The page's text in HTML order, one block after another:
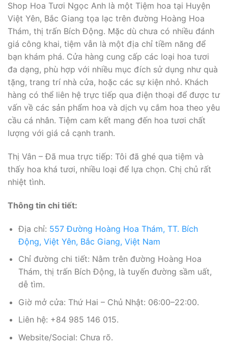
Shop Hoa Tươi Ngọc Anh là một Tiệm hoa tại Huyện
Việt Yên, Bắc Giang tọa lạc trên đường Hoàng Hoa
Thám, thị trấn Bích Động. Mặc dù chưa có nhiều đánh
giá công khai, tiệm vẫn là một địa chỉ tiềm năng để
bạn khám phá. Cửa hàng cung cấp các loại hoa tươi
đa dạng, phù hợp với nhiều mục đích sử dụng như quà
tặng, trang trí nhà cửa, hoặc các sự kiện nhỏ. Khách
hàng có thể liên hệ trực tiếp qua điện thoại để được tư
vấn về các sản phẩm hoa và dịch vụ cắm hoa theo yêu
cầu cá nhân. Tiệm cam kết mang đến hoa tươi chất
lượng với giá cả cạnh tranh.
Thị Vân – Đã mua trực tiếp: Tôi đã ghé qua tiệm và
thấy hoa khá tươi, nhiều loại để lựa chọn. Chị chủ rất
nhiệt tình.
Thông tin chi tiết:
Địa chỉ: 557 Đường Hoàng Hoa Thám, TT. Bích
Động, Việt Yên, Bắc Giang, Việt Nam
Chỉ đường chi tiết: Nằm trên đường Hoàng Hoa
Thám, thị trấn Bích Động, là tuyến đường sầm uất,
dễ tìm.
Giờ mở cửa: Thứ Hai – Chủ Nhật: 06:00–22:00.
Liên hệ: +84 985 146 015.
Website/Social: Chưa rõ.